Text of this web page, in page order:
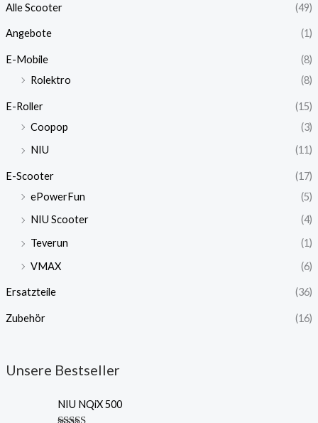
Alle Scooter (49)
Angebote (1)
E-Mobile
(8)
Rolektro
(8)
E-Roller
(15)
Coopop
(3)
NIU
(11)
E-Scooter
(17)
ePowerFun
(5)
NIU Scooter
(4)
Teverun
(1)
VMAX
(6)
Ersatzteile (36)
Zubehör (16)
Unsere Bestseller
NIU NQiX 500